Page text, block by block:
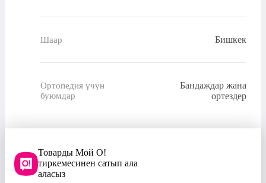
Шаар Бишкек
Ортопедия үчүн
буюмдар
Бандаждар жана
ортездер
Товарды Мой О!
тиркемесинен сатып ала
аласыз